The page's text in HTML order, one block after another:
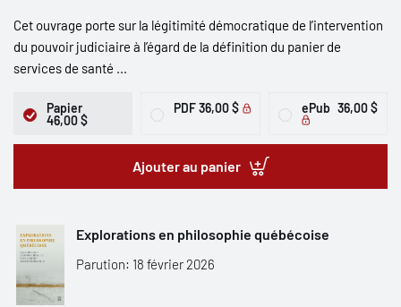
Cet ouvrage porte sur la légitimité démocratique de l’intervention
du pouvoir judiciaire à l’égard de la définition du panier de
services de santé ...
Papier
46,00 $
PDF 36,00 $ ePub 36,00 $
Ajouter au panier
Explorations en philosophie québécoise
Parution: 18 février 2026